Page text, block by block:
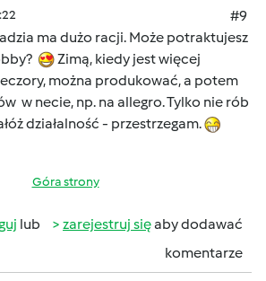
#9
ma dużo racji. Może potraktujesz
Zimą, kiedy jest więcej
można produkować, a potem
w necie, np. na allegro. Tylko nie rób
działalność - przestrzegam.
Góra strony
lub zarejestruj sięaby dodawać
komentarze